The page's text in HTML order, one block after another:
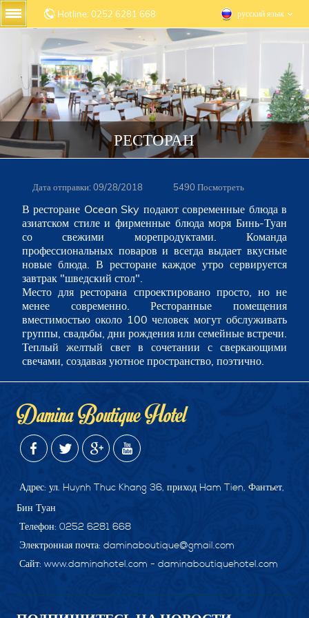
Hotline: 0252 6281 668 русский язык
РЕСТОРАН
Дата отправки: 09/28/2018 5490 Посмотреть
В ресторане Ocean Sky подают современные блюда в
азиатском стиле и фирменные блюда моря Бинь-Туан
со свежими морепродуктами. Команда
профессиональных поваров и всегда выдает вкусные
новые блюда. В ресторане каждое утро сервируется
завтрак "шведский стол".
Место для ресторана спроектировано просто, но не
менее современно. Ресторанные помещения
вместимостью около 100 человек могут обслуживать
группы, свадьбы, дни рождения или семейные встречи.
Теплый желтый свет в сочетании с сверкающими
свечами, создавая уютное пространство, поэтично.
Damina Boutique Hotel
Адрес: ул. Huynh Thuc Khang 36, приход Ham Tien, Фантьет,
Бин Туан
Телефон: 0252 6281 668
Электронная почта: daminaboutique@gmail.com
Сайт: www.daminahotel.com - daminaboutiquehotel.com